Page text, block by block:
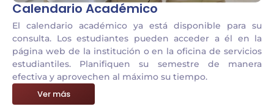
Calendario Académico
El calendario académico ya está disponible para su
consulta. Los estudiantes pueden acceder a él en la
página web de la institución o en la oficina de servicios
estudiantiles. Planifiquen su semestre de manera
efectiva y aprovechen al máximo su tiempo.
Ver más